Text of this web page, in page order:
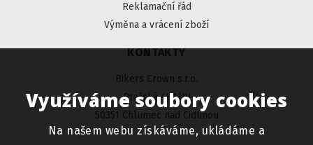
Využíváme soubory cookies
Na našem webu získáváme, ukládáme a
Reklamační řád
Výměna a vrácení zboží
KONTAKTY
Bikers Crown s.r.o.
Pražská 481/IV
50351 Chlumec nad Cidlinou